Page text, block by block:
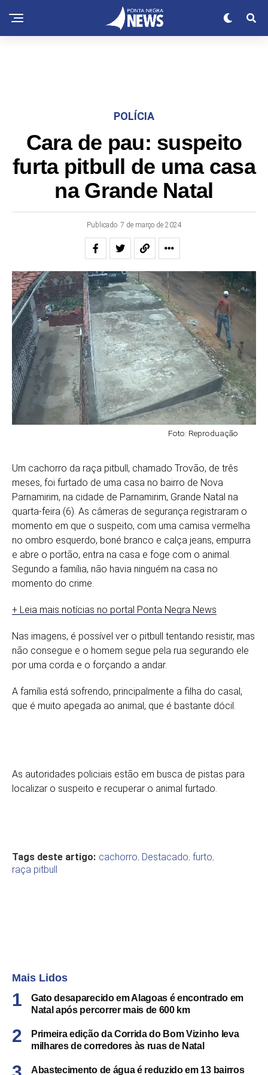
POLÍCIA
Cara de pau: suspeito
furta pitbull de uma casa
na Grande Natal
Publicado 7 de março de 2024
Foto: Reproduação
Um cachorro da raça pitbull, chamado Trovão, de três
meses, foi furtado de uma casa no bairro de Nova
Parnamirim, na cidade de Parnamirim, Grande Natal na
quarta-feira (6). As câmeras de segurança registraram o
momento em que o suspeito, com uma camisa vermelha
no ombro esquerdo, boné branco e calça jeans, empurra
e abre o portão, entra na casa e foge com o animal.
Segundo a família, não havia ninguém na casa no
momento do crime.
+ Leia mais notícias no portal Ponta Negra News
Nas imagens, é possível ver o pitbull tentando resistir, mas
não consegue e o homem segue pela rua segurando ele
por uma corda e o forçando a andar.
A família está sofrendo, principalmente a filha do casal,
que é muito apegada ao animal, que é bastante dócil.
As autoridades policiais estão em busca de pistas para
localizar o suspeito e recuperar o animal furtado.
Tags deste artigo: cachorro, Destacado, furto,
raça pitbull
Mais Lidos
Gato desaparecido em Alagoas é encontrado em
Natal após percorrer mais de 600 km
Primeira edição da Corrida do Bom Vizinho leva
milhares de corredores às ruas de Natal
Abastecimento de água é reduzido em 13 bairros